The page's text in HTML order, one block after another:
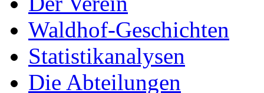
Waldhof-Geschichten
Statistikanalysen
Die Abteilungen